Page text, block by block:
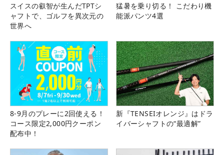
スイスの叡智が生んだTPTシ
ャフトで、ゴルフを異次元の
世界へ
猛暑を乗り切る！ こだわり機
能派パンツ4選
8-9月のプレーに2回使える！
コース限定2,000円クーポン
配布中！
新『TENSEIオレンジ』はドラ
イバーシャフトの“最適解”